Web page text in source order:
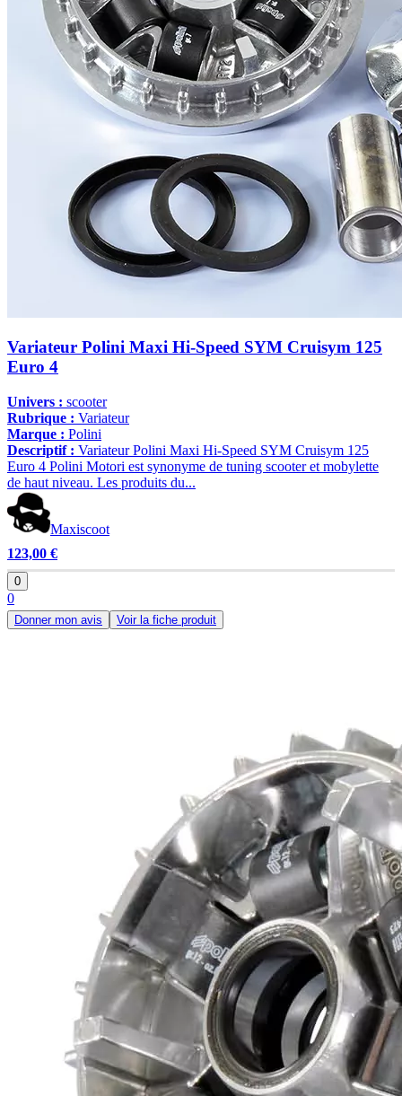
Variateur Polini Maxi Hi-Speed SYM Cruisym 125
Euro 4
Univers : scooter
Rubrique : Variateur
Marque : Polini
Descriptif : Variateur Polini Maxi Hi-Speed SYM Cruisym 125
Euro 4 Polini Motori est synonyme de tuning scooter et mobylette
de haut niveau. Les produits du...
Maxiscoot
123,00 €
0
0
Donner mon avis Voir la fiche produit